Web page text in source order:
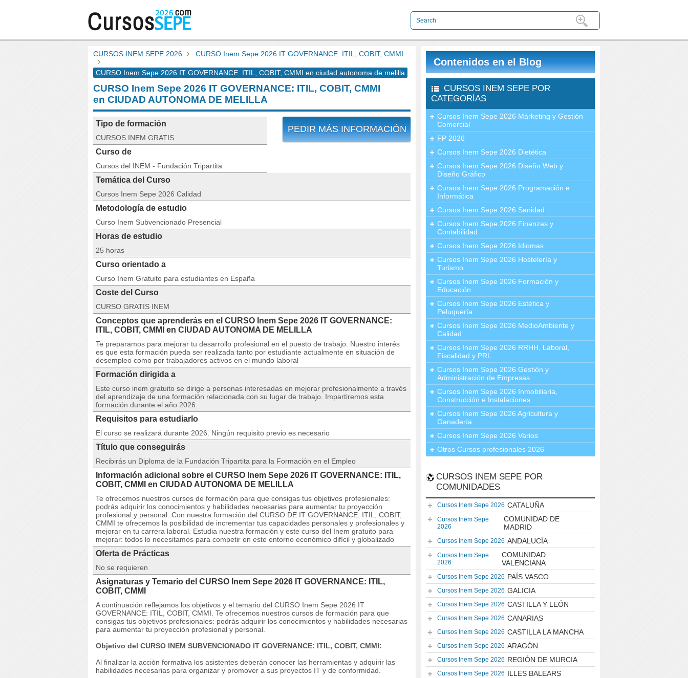
CURSOS INEM SEPE 2026 CURSO Inem Sepe 2026 IT GOVERNANCE: ITIL, COBIT, CMMI
CURSO Inem Sepe 2026 IT GOVERNANCE: ITIL, COBIT, CMMI en ciudad autonoma de melilla
CURSO Inem Sepe 2026 IT GOVERNANCE: ITIL, COBIT, CMMI
en CIUDAD AUTONOMA DE MELILLA
PEDIR MÁS INFORMACIÓN
Tipo de formación
CURSOS INEM GRATIS
Curso de
Cursos del INEM - Fundación Tripartita
Temática del Curso
Cursos Inem Sepe 2026 Calidad
Metodología de estudio
Curso Inem Subvencionado Presencial
Horas de estudio
25 horas
Curso orientado a
Curso Inem Gratuito para estudiantes en España
Coste del Curso
CURSO GRATIS INEM
Conceptos que aprenderás en el CURSO Inem Sepe 2026 IT GOVERNANCE:
ITIL, COBIT, CMMI en CIUDAD AUTONOMA DE MELILLA
Te preparamos para mejorar tu desarrollo profesional en el puesto de trabajo. Nuestro interés
es que esta formación pueda ser realizada tanto por estudiante actualmente en situación de
desempleo como por trabajadores activos en el mundo laboral
Formación dirigida a
Este curso inem gratuito se dirige a personas interesadas en mejorar profesionalmente a través
del aprendizaje de una formación relacionada con su lugar de trabajo. Impartiremos esta
formación durante el año 2026
Requisitos para estudiarlo
El curso se realizará durante 2026. Ningún requisito previo es necesario
Título que conseguirás
Recibirás un Diploma de la Fundación Tripartita para la Formación en el Empleo
Información adicional sobre el CURSO Inem Sepe 2026 IT GOVERNANCE: ITIL,
COBIT, CMMI en CIUDAD AUTONOMA DE MELILLA
Te ofrecemos nuestros cursos de formación para que consigas tus objetivos profesionales:
podrás adquirir los conocimientos y habilidades necesarias para aumentar tu proyección
profesional y personal. Con nuestra formación del CURSO DE IT GOVERNANCE: ITIL, COBIT,
CMMI te ofrecemos la posibilidad de incrementar tus capacidades personales y profesionales y
mejorar en tu carrera laboral. Estudia nuestra formación y este curso del Inem gratuito para
mejorar: todos lo necesitamos para competir en este entorno económico difícil y globalizado
Oferta de Prácticas
No se requieren
Asignaturas y Temario del CURSO Inem Sepe 2026 IT GOVERNANCE: ITIL,
COBIT, CMMI
A continuación reflejamos los objetivos y el temario del CURSO Inem Sepe 2026 IT
GOVERNANCE: ITIL, COBIT, CMMI. Te ofrecemos nuestros cursos de formación para que
consigas tus objetivos profesionales: podrás adquirir los conocimientos y habilidades necesarias
para aumentar tu proyección profesional y personal.
Objetivo del CURSO INEM SUBVENCIONADO IT GOVERNANCE: ITIL, COBIT, CMMI:
Al finalizar la acción formativa los asistentes deberán conocer las herramientas y adquirir las
habilidades necesarias para organizar y promover a sus proyectos IT y de conformidad.
Contenidos en el Blog
CURSOS INEM SEPE POR
CATEGORÍAS
Cursos Inem Sepe 2026 Márketing y Gestión
Comercial
FP 2026
Cursos Inem Sepe 2026 Dietética
Cursos Inem Sepe 2026 Diseño Web y
Diseño Gráfico
Cursos Inem Sepe 2026 Programación e
Informática
Cursos Inem Sepe 2026 Sanidad
Cursos Inem Sepe 2026 Finanzas y
Contabilidad
Cursos Inem Sepe 2026 Idiomas
Cursos Inem Sepe 2026 Hostelería y
Turismo
Cursos Inem Sepe 2026 Formación y
Educación
Cursos Inem Sepe 2026 Estética y
Peluquería
Cursos Inem Sepe 2026 MedioAmbiente y
Calidad
Cursos Inem Sepe 2026 RRHH, Laboral,
Fiscalidad y PRL
Cursos Inem Sepe 2026 Gestión y
Administración de Empresas
Cursos Inem Sepe 2026 Inmobiliaria,
Construcción e Instalaciones
Cursos Inem Sepe 2026 Agricultura y
Ganadería
Cursos Inem Sepe 2026 Varios
Otros Cursos profesionales 2026
CURSOS INEM SEPE POR
COMUNIDADES
Cursos Inem Sepe 2026 CATALUÑA
Cursos Inem Sepe
2026
COMUNIDAD DE
MADRID
Cursos Inem Sepe 2026 ANDALUCÍA
Cursos Inem Sepe
2026
COMUNIDAD
VALENCIANA
Cursos Inem Sepe 2026 PAÍS VASCO
Cursos Inem Sepe 2026 GALICIA
Cursos Inem Sepe 2026 CASTILLA Y LEÓN
Cursos Inem Sepe 2026 CANARIAS
Cursos Inem Sepe 2026 CASTILLA LA MANCHA
Cursos Inem Sepe 2026 ARAGÓN
Cursos Inem Sepe 2026 REGIÓN DE MURCIA
Cursos Inem Sepe 2026 ILLES BALEARS